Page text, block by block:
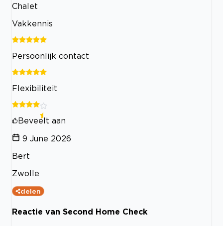
Chalet
Vakkennis
Persoonlijk contact
Flexibiliteit
Beveelt aan
9 June 2026
Bert
Zwolle
delen
Reactie van Second Home Check